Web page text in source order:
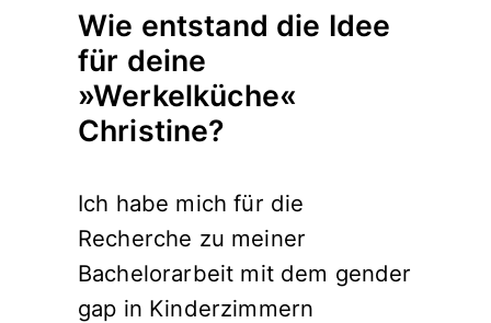
Wie entstand die Idee
für deine
»Werkelküche«
Christine?
Ich habe mich für die
Recherche zu meiner
Bachelorarbeit mit dem gender
gap in Kinderzimmern